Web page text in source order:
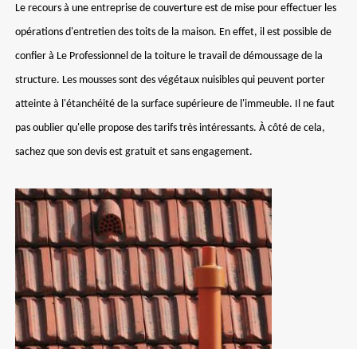
Le recours à une entreprise de couverture est de mise pour effectuer les
opérations d'entretien des toits de la maison. En effet, il est possible de
confier à Le Professionnel de la toiture le travail de démoussage de la
structure. Les mousses sont des végétaux nuisibles qui peuvent porter
atteinte à l'étanchéité de la surface supérieure de l'immeuble. Il ne faut
pas oublier qu'elle propose des tarifs très intéressants. À côté de cela,
sachez que son devis est gratuit et sans engagement.